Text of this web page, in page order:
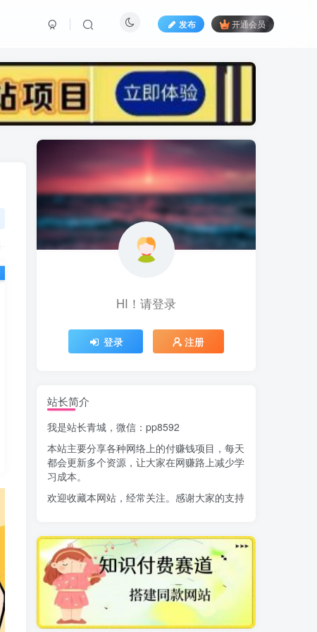
发布 开通会员
标签云
(1)黑科技 黑神话
鱼塘起号(1) 魔兽亚服(0) 魔兽(1)
骚气语音包
餐饮门店(1) 餐饮人(1) 餐饮(3)
(1) 风水教程(0) 风水(1)
风光摄影(1) 音乐号 音乐人项目(0)
音乐U盘(1) 韩国动漫(1)
HI！请登录
登录 注册
站长简介
我是站长青城，微信：pp8592
本站主要分享各种网络上的付赚钱项目，每天
都会更新多个资源，让大家在网赚路上减少学
习成本。
欢迎收藏本网站，经常关注。感谢大家的支持